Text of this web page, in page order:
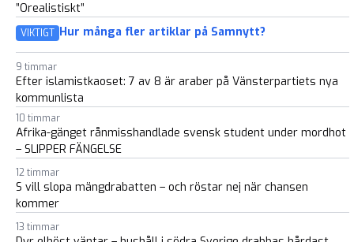
”Orealistiskt”
VIKTIGT Hur många fler artiklar på Samnytt?
9 timmar
Efter islamistkaoset: 7 av 8 är araber på Vänsterpartiets nya
kommunlista
10 timmar
Afrika-gänget rånmisshandlade svensk student under mordhot
– SLIPPER FÄNGELSE
12 timmar
S vill slopa mängdrabatten – och röstar nej när chansen
kommer
13 timmar